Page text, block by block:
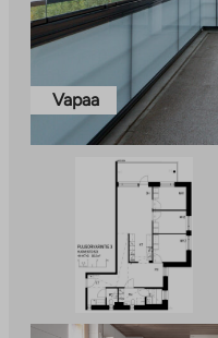
Vapaa